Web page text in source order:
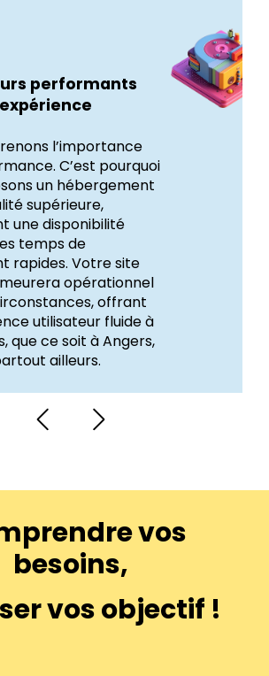
performants
l’importance
C’est pourquoi
un hébergement
supérieure,
une disponibilité
temps de
rapides. Votre site
opérationnel
offrant
utilisateur fluide à
que ce soit à Angers,
ailleurs.
vos
besoins,
vos objectif !